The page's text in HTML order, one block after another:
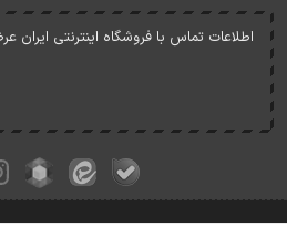
اطلاعات تماس با فروشگاه اینترنتی ایران